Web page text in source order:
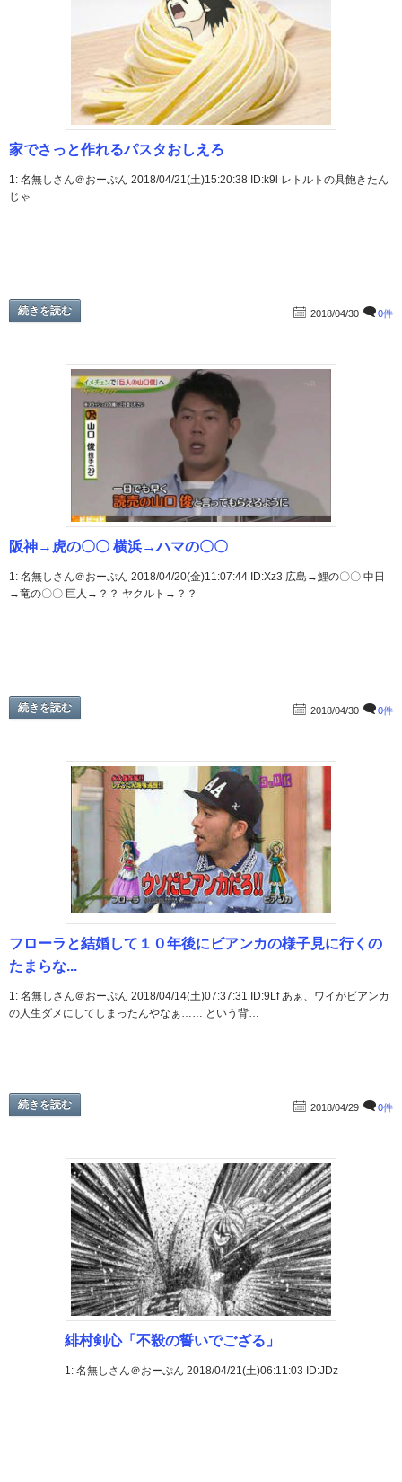
家でさっと作れるパスタおしえろ
1: 名無しさん＠おーぷん 2018/04/21(土)15:20:38 ID:k9l レトルトの具飽きたん
じゃ
続きを読む 2018/04/30 0件
阪神→虎の〇〇 横浜→ハマの〇〇
1: 名無しさん＠おーぷん 2018/04/20(金)11:07:44 ID:Xz3 広島→鯉の〇〇 中日
→竜の〇〇 巨人→？？ ヤクルト→？？
続きを読む 2018/04/30 0件
フローラと結婚して１０年後にビアンカの様子見に行くの
たまらな...
1: 名無しさん＠おーぷん 2018/04/14(土)07:37:31 ID:9Lf あぁ、ワイがビアンカ
の人生ダメにしてしまったんやなぁ…… という背…
続きを読む 2018/04/29 0件
緋村剣心「不殺の誓いでござる」
1: 名無しさん＠おーぷん 2018/04/21(土)06:11:03 ID:JDz